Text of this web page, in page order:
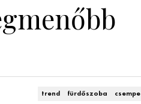
trend fürdőszoba csempe